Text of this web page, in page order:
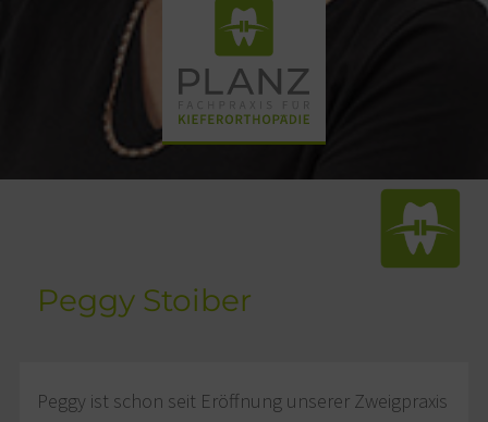
Peggy Stoiber
Peggy ist schon seit Eröffnung unserer Zweigpraxis